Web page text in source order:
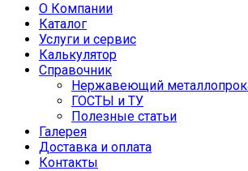
О Компании
Каталог
Услуги и сервис
Калькулятор
Справочник
Нержавеющий
ГОСТЫ и ТУ
Полезные статьи
Галерея
Доставка и оплата
Контакты